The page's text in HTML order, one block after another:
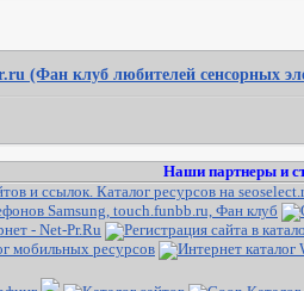
(Фан клуб любителей сенсорных
Наши партнеры и